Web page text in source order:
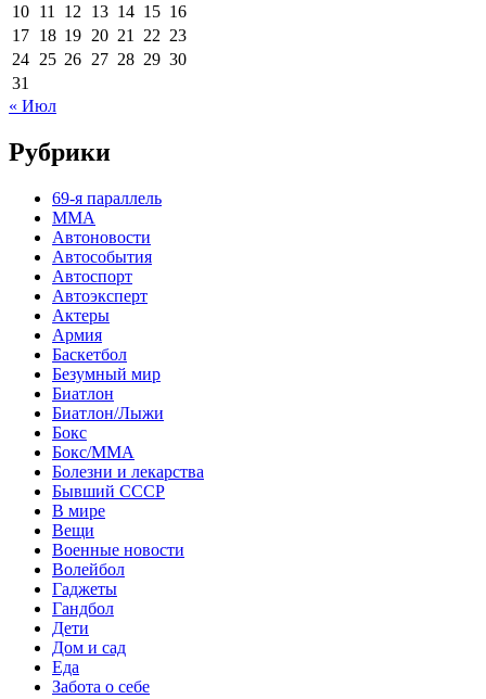
10 11 12 13 14 15 16
17 18 19 20 21 22 23
24 25 26 27 28 29 30
31
« Июл
Рубрики
69-я параллель
MMA
Автоновости
Автособытия
Автоспорт
Автоэксперт
Актеры
Армия
Баскетбол
Безумный мир
Биатлон
Биатлон/Лыжи
Бокс
Бокс/MMA
Болезни и лекарства
Бывший СССР
В мире
Вещи
Военные новости
Волейбол
Гаджеты
Гандбол
Дети
Дом и сад
Еда
Забота о себе